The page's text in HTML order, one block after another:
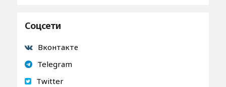
Соцсети
Вконтакте
Telegram
Twitter